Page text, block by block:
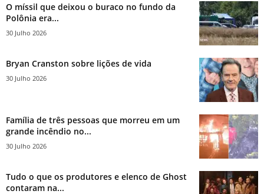
O míssil que deixou o buraco no fundo da
Polônia era...
30 Julho 2026
Bryan Cranston sobre lições de vida
30 Julho 2026
Família de três pessoas que morreu em um
grande incêndio no...
30 Julho 2026
Tudo o que os produtores e elenco de Ghost
contaram na...